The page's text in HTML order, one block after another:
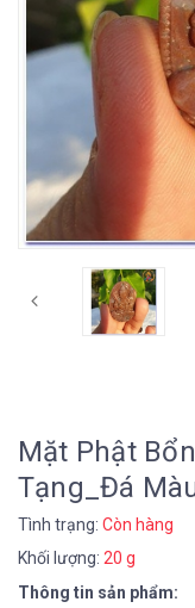
Mặt Phật
Tạng_Đá
Tình trạng: Còn hàng
Khối lượng: 20 g
Thông tin sản phẩm: